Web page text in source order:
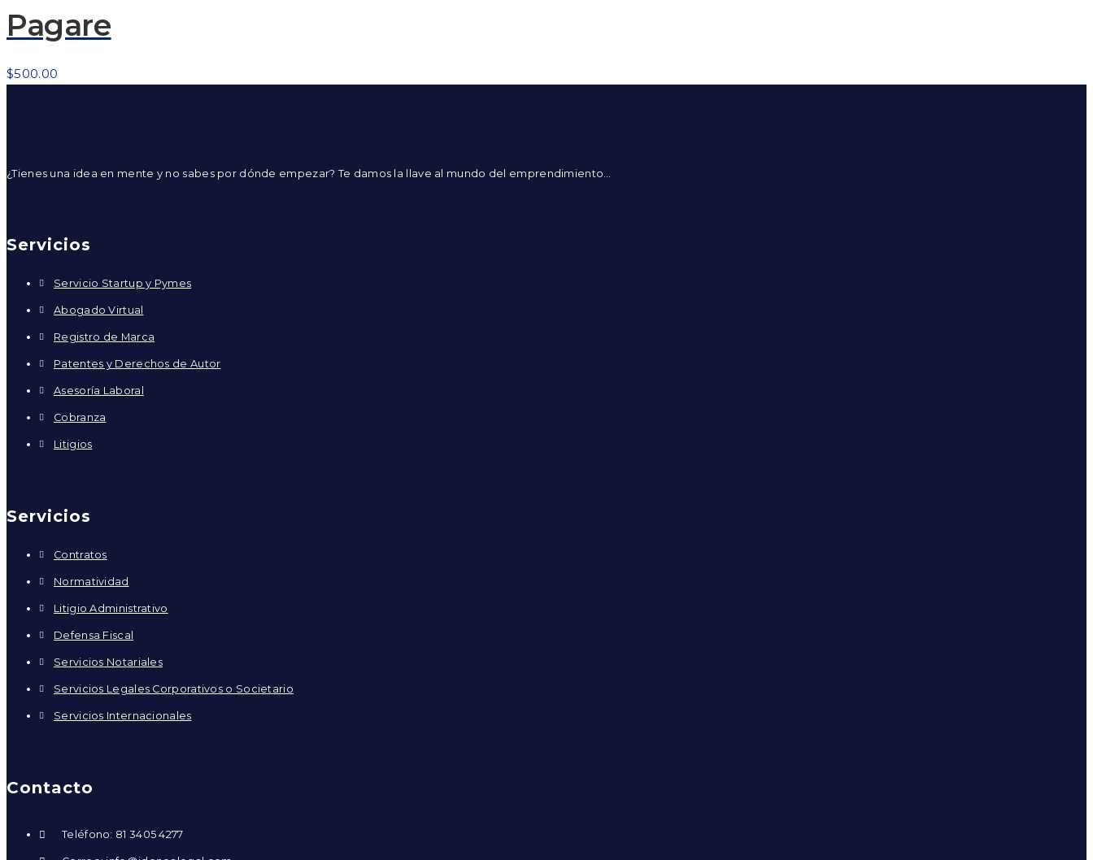
Pagare
$500.00
¿Tienes una idea en mente y no sabes por dónde empezar? Te damos la llave al mundo del emprendimiento…
Servicios
Servicio Startup y Pymes
Abogado Virtual
Registro de Marca
Patentes y Derechos de Autor
Asesoría Laboral
Cobranza
Litigios
Servicios
Contratos
Normatividad
Litigio Administrativo
Defensa Fiscal
Servicios Notariales
Servicios Legales Corporativos o Societario
Servicios Internacionales
Contacto
Teléfono: 81 3405 4277